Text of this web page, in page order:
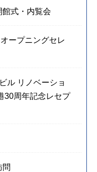
式・内覧会
ープニングセレ
ル リノベーショ
30周年記念レセプ
問